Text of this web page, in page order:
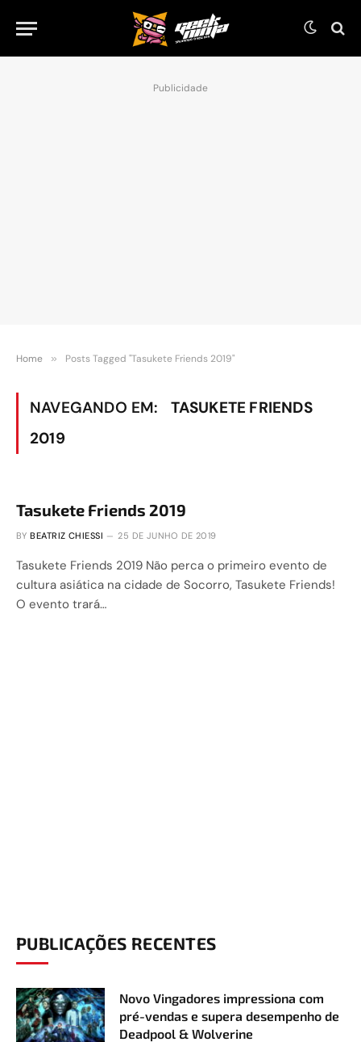
Publicidade
Home » Posts Tagged "Tasukete Friends 2019"
NAVEGANDO EM:
TASUKETE FRIENDS
2019
Tasukete Friends 2019
BY BEATRIZ CHIESSI 25 DE JUNHO DE 2019
Tasukete Friends 2019 Não perca o primeiro evento de
cultura asiática na cidade de Socorro, Tasukete Friends!
O evento trará…
PUBLICAÇÕES RECENTES
Novo Vingadores impressiona com
pré-vendas e supera desempenho de
Deadpool & Wolverine